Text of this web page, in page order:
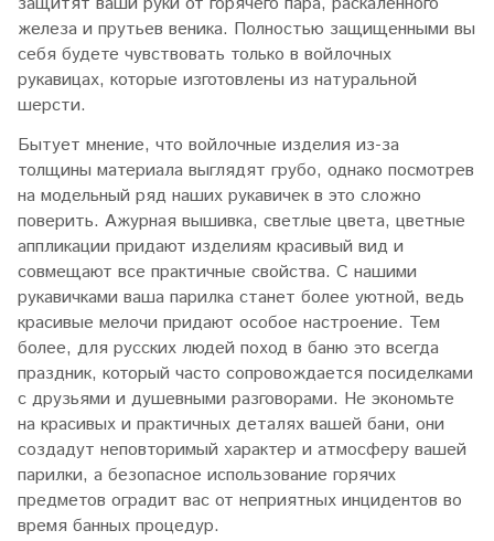
железа и прутьев веника. Полностью защищенными вы
себя будете чувствовать только в войлочных
рукавицах, которые изготовлены из натуральной
шерсти.
Бытует мнение, что войлочные изделия из-за
толщины материала выглядят грубо, однако посмотрев
на модельный ряд наших рукавичек в это сложно
поверить. Ажурная вышивка, светлые цвета, цветные
аппликации придают изделиям красивый вид и
совмещают все практичные свойства. С нашими
рукавичками ваша парилка станет более уютной, ведь
красивые мелочи придают особое настроение. Тем
более, для русских людей поход в баню это всегда
праздник, который часто сопровождается посиделками
с друзьями и душевными разговорами. Не экономьте
на красивых и практичных деталях вашей бани, они
создадут неповторимый характер и атмосферу вашей
парилки, а безопасное использование горячих
предметов оградит вас от неприятных инцидентов во
время банных процедур.